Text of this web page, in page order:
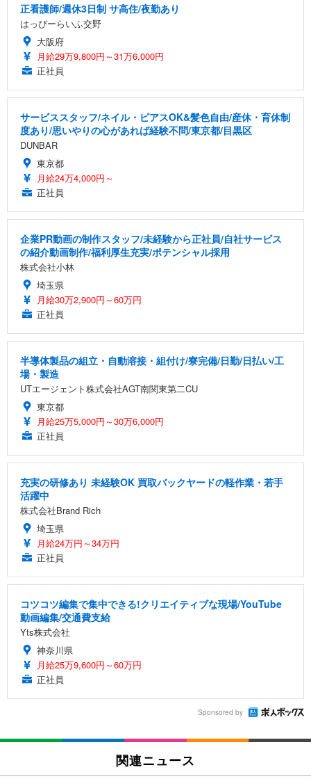
正看護師/週休3日制 サ高住/夜勤あり
はっぴーらいふ交野
大阪府
月給29万9,800円～31万6,000円
正社員
サービススタッフ/ネイル・ピアスOK&髪色自由/産休・育休制
度あり/思いやりの心があれば経験不問/東京都/目黒区
DUNBAR
東京都
月給24万4,000円～
正社員
企業PR動画の制作スタッフ/未経験から正社員/自社サービス
の紹介動画制作/福利厚生充実/ポテンシャル採用
株式会社小林
埼玉県
月給30万2,900円～60万円
正社員
半導体製品の組立・自動溶接・組付け/寮完備/日勤/日払い/工
場・製造
UTエージェント株式会社AGT南関東第二CU
東京都
月給25万5,000円～30万6,000円
正社員
充実の研修あり 未経験OK 買取バックヤードの軽作業・若手
活躍中
株式会社Brand Rich
埼玉県
月給24万円～34万円
正社員
コツコツ編集で集中できる!クリエイティブな現場/YouTube
動画編集/交通費支給
Yts株式会社
神奈川県
月給25万9,600円～60万円
正社員
Sponsored by
関連ニュース